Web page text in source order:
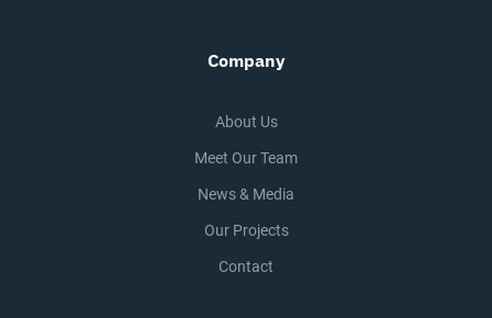
Company
About Us
Meet Our Team
News & Media
Our Projects
Contact